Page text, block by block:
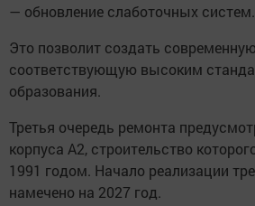
— обновление слаботочных систем.
Это позволит создать
соответствующую высоким
образования.
Третья очередь ремонта
корпуса А2, строительство
1991 годом. Начало реализации
намечено на 2027 год.